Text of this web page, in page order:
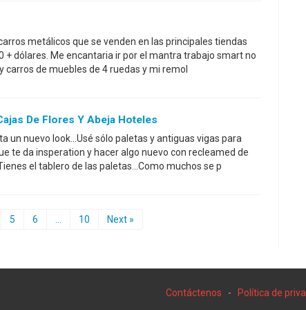
metálicos que se venden en las principales tiendas
+ dólares. Me encantaria ir por el mantra trabajo smart no
carros de muebles de 4 ruedas y mi remol
De Flores Y Abeja Hoteles
un nuevo look...Usé sólo paletas y antiguas vigas para
te da insperation y hacer algo nuevo con recleamed de
el tablero de las paletas...Como muchos se p
5 6 10 Next »
Contáctenos - Política de